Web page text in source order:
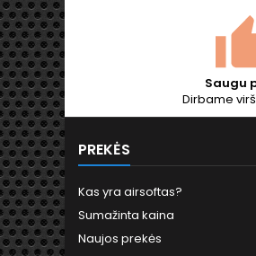
Saugu
Dirbame
PREKĖS
Kas yra airsoftas?
Sumažinta kaina
Naujos prekės